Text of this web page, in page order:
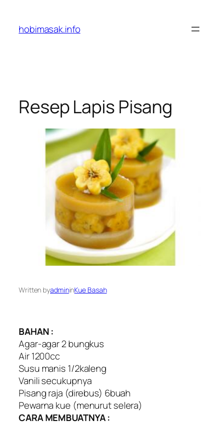
content
hobimasak.info
Resep Lapis Pisang
Written byadmininKue Basah
BAHAN :
Agar-agar 2 bungkus
Air 1200cc
Susu manis 1/2kaleng
Vanili secukupnya
Pisang raja (direbus) 6buah
Pewarna kue (menurut selera)
CARA MEMBUATNYA :